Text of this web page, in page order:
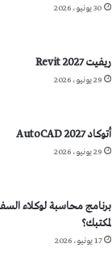
30 يونيو، 2026
ريفيت 2027 Revit
29 يونيو، 2026
أتوكاد 2027 AutoCAD
29 يونيو، 2026
برنامج محاسبة لوكلاء
لمكتبك؟
17 يونيو، 2026